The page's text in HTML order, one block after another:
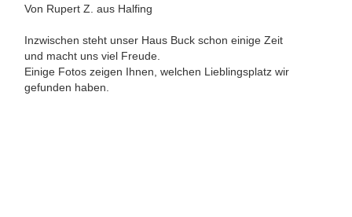
Von Rupert Z. aus Halfing
Inzwischen steht unser Haus Buck schon einige Zeit
und macht uns viel Freude.
Einige Fotos zeigen Ihnen, welchen Lieblingsplatz wir
gefunden haben.